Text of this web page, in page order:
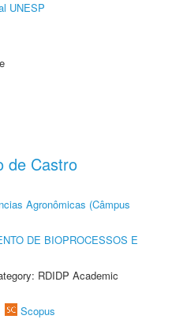
UNESP
de Castro
Agronômicas (Câmpus
DE BIOPROCESSOS E
RDIDP Academic
Scopus